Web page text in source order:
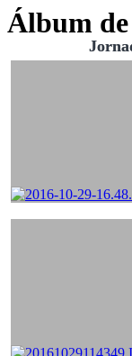
Álbum